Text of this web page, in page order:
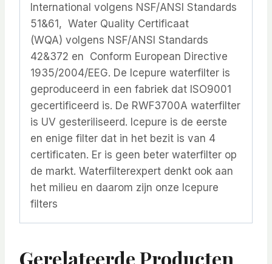
International volgens NSF/ANSI Standards
51&61, Water Quality Certificaat
(WQA) volgens NSF/ANSI Standards
42&372 en Conform European Directive
1935/2004/EEG. De Icepure waterfilter is
geproduceerd in een fabriek dat ISO9001
gecertificeerd is. De RWF3700A waterfilter
is UV gesteriliseerd. Icepure is de eerste
en enige filter dat in het bezit is van 4
certificaten. Er is geen beter waterfilter op
de markt. Waterfilterexpert denkt ook aan
het milieu en daarom zijn onze Icepure
filters
Gerelateerde Producten